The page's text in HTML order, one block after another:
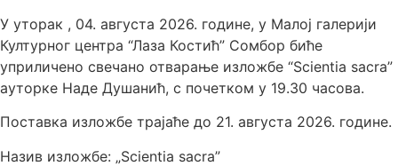
У уторак , 04. августа 2026. године, у Малој галерији
Културног центра “Лаза Костић” Сомбор биће
уприличено свечано отварање изложбе “Scientia sacra”
ауторке Наде Душанић, с почетком у 19.30 часова.
Поставка изложбе трајаће до 21. августа 2026. године.
Назив изложбе: „Scientia sacra”